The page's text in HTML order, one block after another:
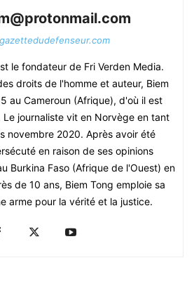
le fondateur de Fri Verden Media.
droits de l'homme et auteur, Biem
au Cameroun (Afrique), d'où il est
journaliste vit en Norvège en tant
novembre 2020. Après avoir été
en raison de ses opinions
Burkina Faso (Afrique de l'Ouest) en
de 10 ans, Biem Tong emploie sa
arme pour la vérité et la justice.